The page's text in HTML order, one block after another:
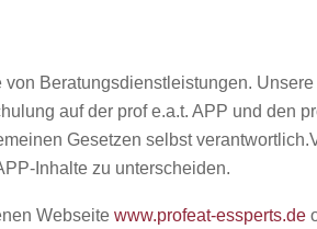
Beratungsdienstleistungen.
auf der prof e.a.t. APP und den
Gesetzen selbst
Inhalte zu unterscheiden.
Webseitewww.profeat-essperts.de